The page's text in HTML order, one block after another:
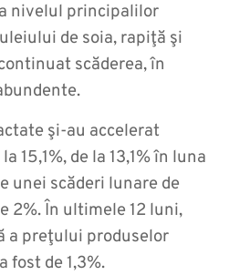
nivelul principalilor
de soia, rapiţă şi
scăderea, în
şi-au accelerat
15,1%, de la 13,1% în luna
unei scăderi lunare de
2%. În ultimele 12 luni,
a preţului produselor
fost de 1,3%.